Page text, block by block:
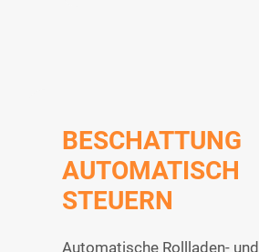
BESCHATTUNG
AUTOMATISCH
STEUERN
Automatische Rollladen- und